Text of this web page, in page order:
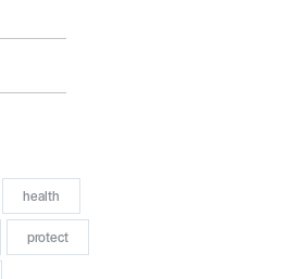
health
protect